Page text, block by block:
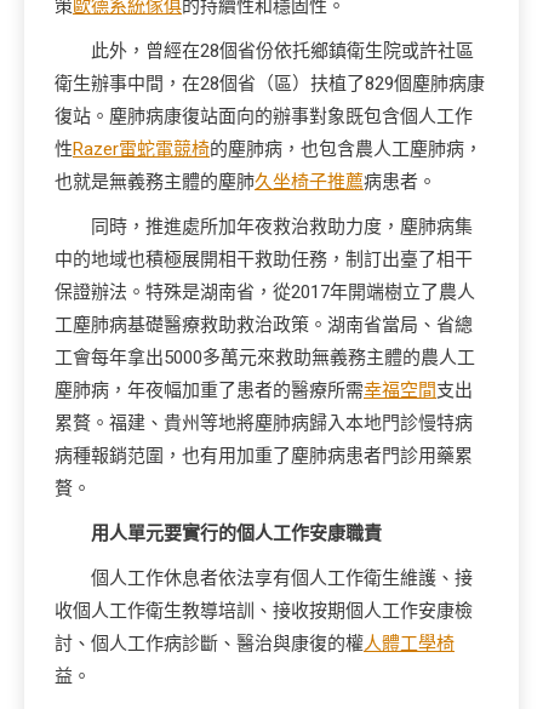
策歐德系統傢俱的持續性和穩固性。
此外，曾經在28個省份依托鄉鎮衛生院或許社區
衛生辦事中間，在28個省（區）扶植了829個塵肺病康
復站。塵肺病康復站面向的辦事對象既包含個人工作
性Razer雷蛇電競椅的塵肺病，也包含農人工塵肺病，
也就是無義務主體的塵肺久坐椅子推薦病患者。
同時，推進處所加年夜救治救助力度，塵肺病集
中的地域也積極展開相干救助任務，制訂出臺了相干
保證辦法。特殊是湖南省，從2017年開端樹立了農人
工塵肺病基礎醫療救助救治政策。湖南省當局、省總
工會每年拿出5000多萬元來救助無義務主體的農人工
塵肺病，年夜幅加重了患者的醫療所需幸福空間支出
累贅。福建、貴州等地將塵肺病歸入本地門診慢特病
病種報銷范圍，也有用加重了塵肺病患者門診用藥累
贅。
用人單元要實行的個人工作安康職責
個人工作休息者依法享有個人工作衛生維護、接
收個人工作衛生教導培訓、接收按期個人工作安康檢
討、個人工作病診斷、醫治與康復的權人體工學椅
益。